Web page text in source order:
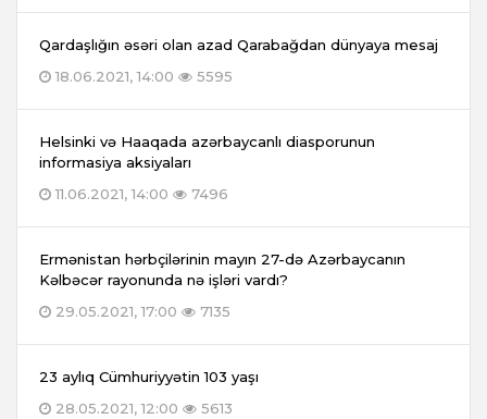
Qardaşlığın əsəri olan azad Qarabağdan dünyaya mesaj
18.06.2021, 14:00
5595
Helsinki və Haaqada azərbaycanlı diasporunun
informasiya aksiyaları
11.06.2021, 14:00
7496
Ermənistan hərbçilərinin mayın 27-də Azərbaycanın
Kəlbəcər rayonunda nə işləri vardı?
29.05.2021, 17:00
7135
23 aylıq Cümhuriyyətin 103 yaşı
28.05.2021, 12:00
5613